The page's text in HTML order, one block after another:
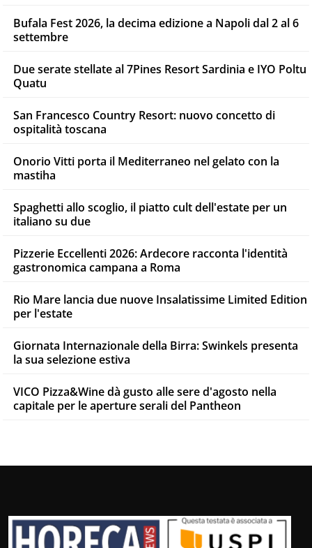
Bufala Fest 2026, la decima edizione a Napoli dal 2 al 6
settembre
Due serate stellate al 7Pines Resort Sardinia e IYO Poltu
Quatu
San Francesco Country Resort: nuovo concetto di
ospitalità toscana
Onorio Vitti porta il Mediterraneo nel gelato con la
mastiha
Spaghetti allo scoglio, il piatto cult dell'estate per un
italiano su due
Pizzerie Eccellenti 2026: Ardecore racconta l'identità
gastronomica campana a Roma
Rio Mare lancia due nuove Insalatissime Limited Edition
per l'estate
Giornata Internazionale della Birra: Swinkels presenta
la sua selezione estiva
VICO Pizza&Wine dà gusto alle sere d'agosto nella
capitale per le aperture serali del Pantheon